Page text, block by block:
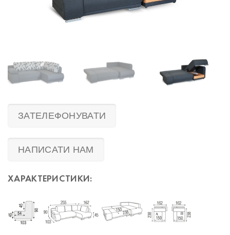
ЗАТЕЛЕФОНУВАТИ
НАПИСАТИ НАМ
ХАРАКТЕРИСТИКИ: